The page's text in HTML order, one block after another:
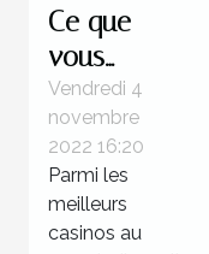
Ce que
vous
devez
savoir sur
Boomerang
casino
Vendredi 4
novembre
2022 16:20
Parmi les
meilleurs
casinos au